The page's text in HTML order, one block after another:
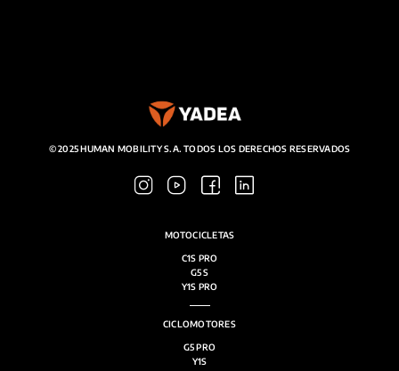
© 2025 HUMAN MOBILITY S.A. TODOS LOS DERECHOS RESERVADOS
MOTOCICLETAS
C1S PRO
G5 S
Y1S PRO
CICLOMOTORES
G5 PRO
Y1S